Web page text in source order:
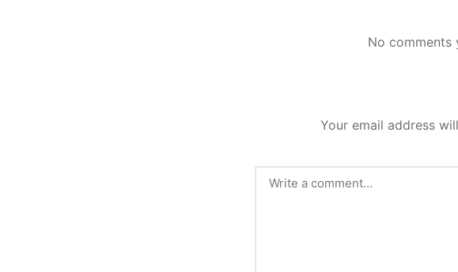
No comments
Your email address